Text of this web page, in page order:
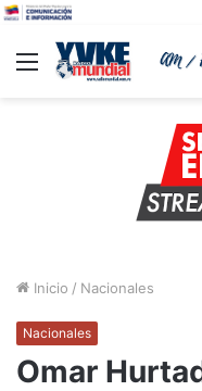
Menu
Inicio / Nacionales
Nacionales
Omar